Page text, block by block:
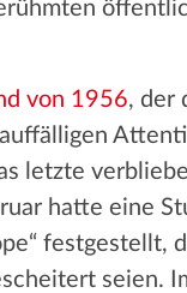
von 1956, der
letzte
hatte eine
festgestellt,
seien.